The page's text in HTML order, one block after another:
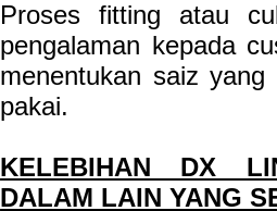
Proses fitting atau
pengalaman kepada
menentukan saiz
pakai.
KELEBIHAN DX
DALAM LAIN YANG